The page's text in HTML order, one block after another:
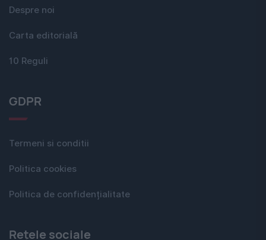
Despre noi
Carta editorială
10 Reguli
GDPR
Termeni si conditii
Politica cookies
Politica de confidențialitate
Rețele sociale